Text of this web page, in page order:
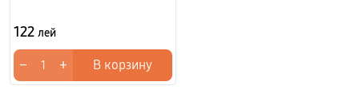
122 лей
− + В корзину